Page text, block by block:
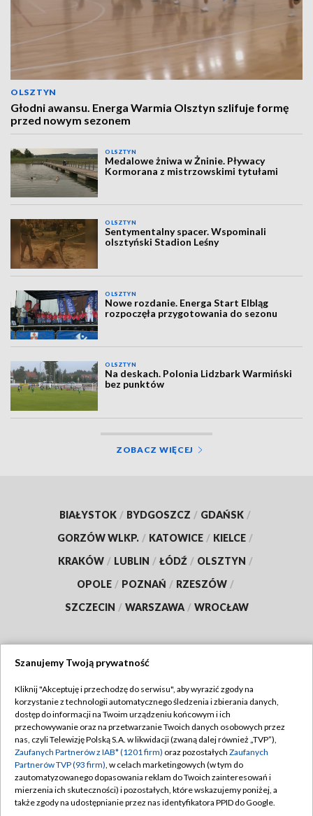
OLSZTYN
Głodni awansu. Energa Warmia Olsztyn szlifuje formę
przed nowym sezonem
OLSZTYN
Medalowe żniwa w Żninie. Pływacy
Kormorana z mistrzowskimi tytułami
OLSZTYN
Sentymentalny spacer. Wspominali
olsztyński Stadion Leśny
OLSZTYN
Nowe rozdanie. Energa Start Elbląg
rozpoczęła przygotowania do sezonu
OLSZTYN
Na deskach. Polonia Lidzbark Warmiński
bez punktów
ZOBACZ WIĘCEJ
BIAŁYSTOK / BYDGOSZCZ / GDAŃSK /
GORZÓW WLKP. / KATOWICE / KIELCE /
KRAKÓW / LUBLIN / ŁÓDŹ / OLSZTYN /
OPOLE / POZNAŃ / RZESZÓW /
SZCZECIN / WARSZAWA / WROCŁAW
TVP
Abonament TVP
Emisja w TVP
Centrum informacji TVP
Naziemna Telewizja Cyfrowa
Regulamin TVP
Polityka prywatności
Moje zgody
Pomoc
Szanujemy Twoją prywatność
Kliknij "Akceptuję i przechodzę do serwisu", aby wyrazić zgody na
korzystanie z technologii automatycznego śledzenia i zbierania danych,
dostęp do informacji na Twoim urządzeniu końcowym i ich
przechowywanie oraz na przetwarzanie Twoich danych osobowych przez
nas, czyli Telewizję Polską S.A. w likwidacji (zwaną dalej również „TVP”),
Zaufanych Partnerów z IAB* (1201 firm) oraz pozostałych Zaufanych
Partnerów TVP (93 firm), w celach marketingowych (w tym do
zautomatyzowanego dopasowania reklam do Twoich zainteresowań i
mierzenia ich skuteczności) i pozostałych, które wskazujemy poniżej, a
także zgody na udostępnianie przez nas identyfikatora PPID do Google.